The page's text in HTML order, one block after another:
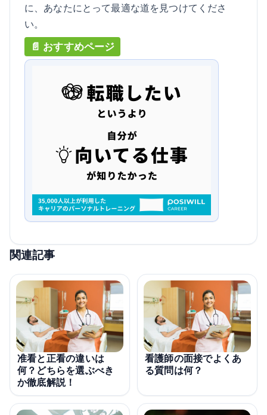
に、あなたにとって最適な道を見つけてくださ
い。
関連記事
准看と正看の違いは
何？どちらを選ぶべき
か徹底解説！
看護師の面接でよくあ
る質問は何？